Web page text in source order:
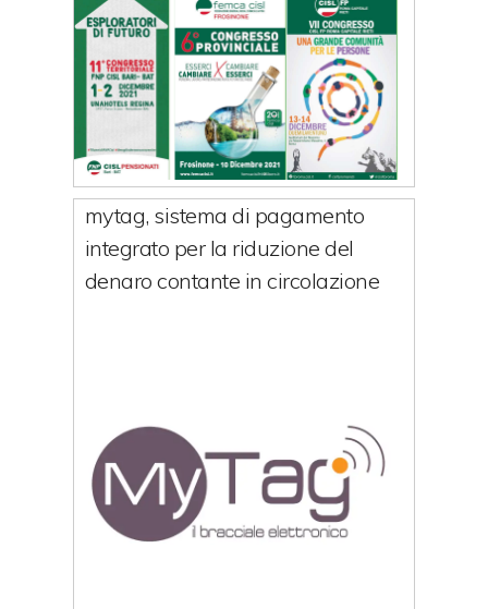
mytag, sistema di pagamento
integrato per la riduzione del
denaro contante in circolazione